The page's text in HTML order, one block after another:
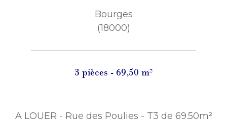
Bourges
(18000)
3 pièces - 69,50 m²
A LOUER - Rue des Poulies - T3 de 69.50m²